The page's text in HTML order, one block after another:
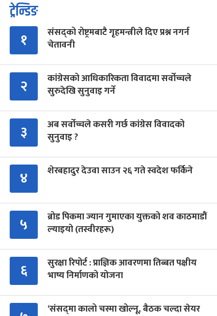
ट्रेन्डिङ
१
संसद्को रोष्ट्रमबाटै गृहमन्त्रीले दिए प्रश्न नगर्न
चेतावनी
२
कांग्रेसको आधिकारिकता विवादमा सर्वोच्चले
सुरुदेखि सुनुवाइ गर्ने
३
अब सर्वोच्चले कसरी गर्छ कांग्रेस विवादको
सुनुवाइ ?
४ शेरबहादुर देउवा साउन २६ गते स्वदेश फर्किने
५
ब्रोड पिकमा ज्यान गुमाएका युक्तको शव काठमाडौं
ल्याइयो (तस्वीरहरू)
६
सुरक्षा रिपोर्ट : प्राज्ञिक आवरणमा तिब्बत पक्षीय
भाष्य निर्माणको योजना
‘संसद्‍मा कालो चस्मा खोल्नू, बैठक चल्दा सेयर